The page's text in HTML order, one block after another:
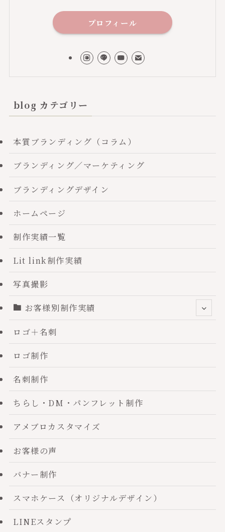
プロフィール
blog カテゴリー
本質ブランディング（コラム）
ブランディング／マーケティング
ブランディングデザイン
ホームページ
制作実績一覧
Lit link制作実績
写真撮影
お客様別制作実績
ロゴ＋名刺
ロゴ制作
名刺制作
ちらし・DM・パンフレット制作
アメブロカスタマイズ
お客様の声
バナー制作
スマホケース（オリジナルデザイン）
LINEスタンプ